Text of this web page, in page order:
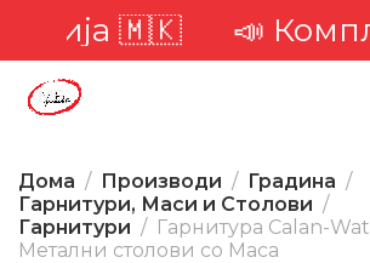
🇲🇰📣
Дома Производи
Градина
Гарнитури, Маси и Столови
Гарнитури
Гарнитура Calan-
Метални столови со Маса